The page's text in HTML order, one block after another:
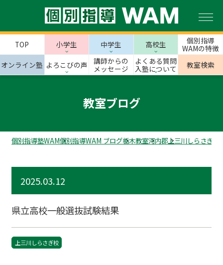
TOP 小学生 中学生 高校生
個別指導
WAMの特徴
オンライン塾 よろこびの声
講師からの
メッセージ
よくある質問
入塾について
教室検索
教室ブログ
個別指導塾WAM個別指導WAM ブログ栃木教室河内郡上三川しらさぎ校
2025.03.12
県立高校一般選抜試験結果
上三川しらさぎ校